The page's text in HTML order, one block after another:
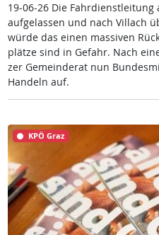
19-06-26 Die
auf­ge­las­sen und nach Vil­lach
wür­de das ei­nen mas­si­ven
plät­ze sind in Ge­fahr. Nach
zer Ge­mein­de­rat nun
Han­deln auf.
KPÖ Graz